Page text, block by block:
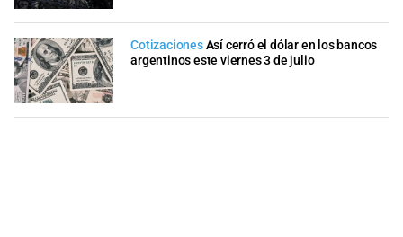
CotizacionesAsí cerró el dólar en los bancos
argentinos este viernes 3 de julio